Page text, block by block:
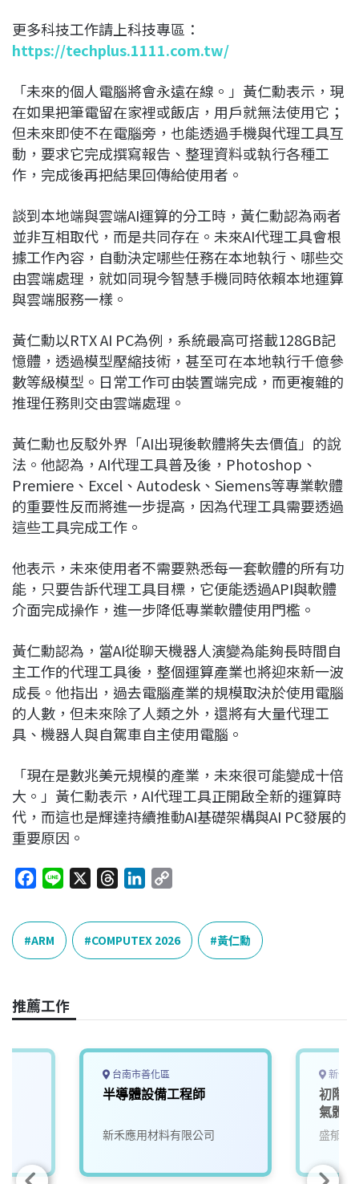
更多科技工作請上科技專區：
https://techplus.1111.com.tw/
「未來的個人電腦將會永遠在線。」黃仁勳表示，現
在如果把筆電留在家裡或飯店，用戶就無法使用它；
但未來即使不在電腦旁，也能透過手機與代理工具互
動，要求它完成撰寫報告、整理資料或執行各種工
作，完成後再把結果回傳給使用者。
談到本地端與雲端AI運算的分工時，黃仁勳認為兩者
並非互相取代，而是共同存在。未來AI代理工具會根
據工作內容，自動決定哪些任務在本地執行、哪些交
由雲端處理，就如同現今智慧手機同時依賴本地運算
與雲端服務一樣。
黃仁勳以RTX AI PC為例，系統最高可搭載128GB記
憶體，透過模型壓縮技術，甚至可在本地執行千億參
數等級模型。日常工作可由裝置端完成，而更複雜的
推理任務則交由雲端處理。
黃仁勳也反駁外界「AI出現後軟體將失去價值」的說
法。他認為，AI代理工具普及後，Photoshop、
Premiere、Excel、Autodesk、Siemens等專業軟體
的重要性反而將進一步提高，因為代理工具需要透過
這些工具完成工作。
他表示，未來使用者不需要熟悉每一套軟體的所有功
能，只要告訴代理工具目標，它便能透過API與軟體
介面完成操作，進一步降低專業軟體使用門檻。
黃仁勳認為，當AI從聊天機器人演變為能夠長時間自
主工作的代理工具後，整個運算產業也將迎來新一波
成長。他指出，過去電腦產業的規模取決於使用電腦
的人數，但未來除了人類之外，還將有大量代理工
具、機器人與自駕車自主使用電腦。
「現在是數兆美元規模的產業，未來很可能變成十倍
大。」黃仁勳表示，AI代理工具正開啟全新的運算時
代，而這也是輝達持續推動AI基礎架構與AI PC發展的
重要原因。
c
e
b
o
k
e
r
e
a
n
k
e
n
p
y
L
k
ARM COMPUTEX 2026 黃仁勳
推薦工作
台南市善化區
半導體設備工程師
新禾應用材料有限公司
新竹
初階
氣體
盛郁實